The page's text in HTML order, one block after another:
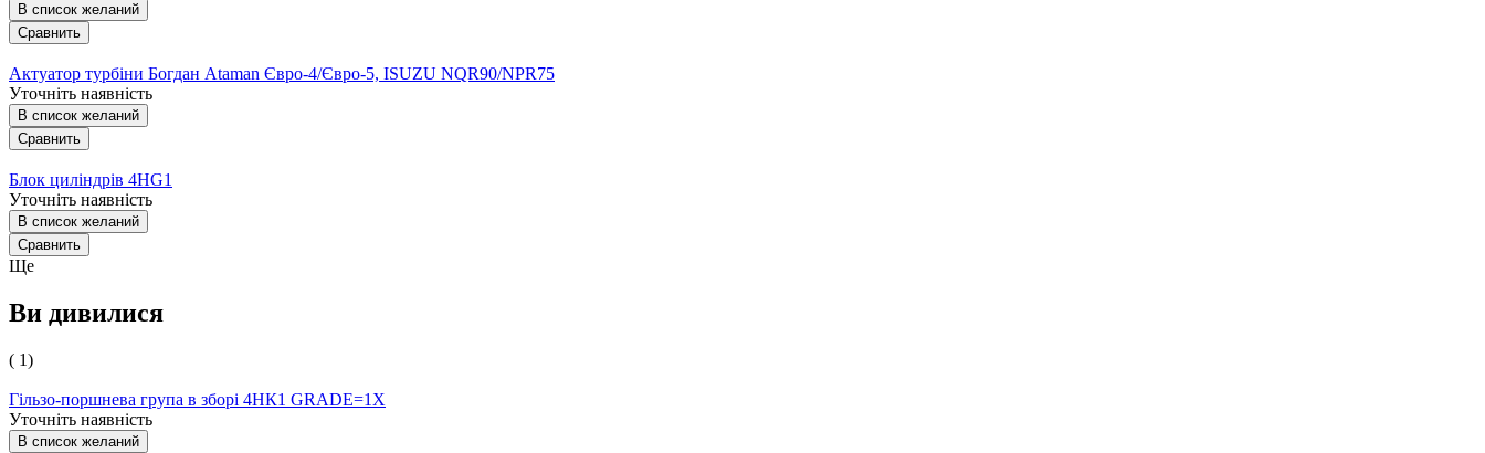
В список желаний
Сравнить
Актуатор турбіни Богдан Ataman Євро-4/Євро-5, ISUZU NQR90/NPR75
Уточніть наявність
В список желаний
Сравнить
Блок циліндрів 4HG1
Уточніть наявність
В список желаний
Сравнить
Ще
Ви дивилися
( 1)
Гільзо-поршнева група в зборі 4HК1 GRADE=1X
Уточніть наявність
В список желаний